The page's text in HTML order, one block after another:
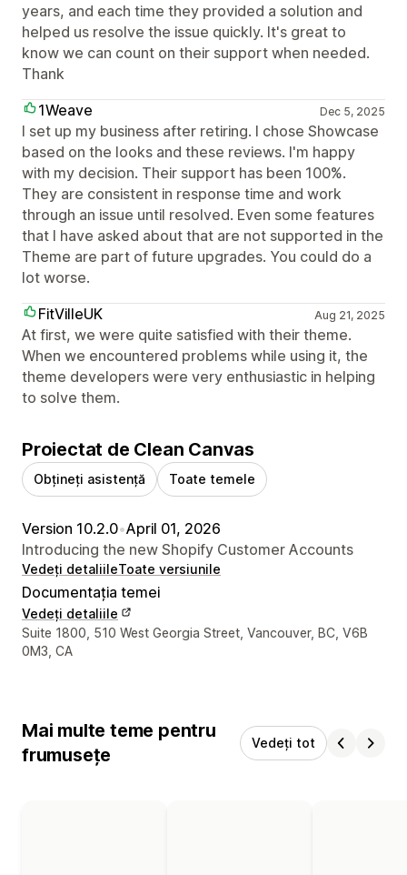
years, and each time they provided a solution and
helped us resolve the issue quickly. It's great to
know we can count on their support when needed.
Thank
1Weave
Dec 5, 2025
I set up my business after retiring. I chose Showcase
based on the looks and these reviews. I'm happy
with my decision. Their support has been 100%.
They are consistent in response time and work
through an issue until resolved. Even some features
that I have asked about that are not supported in the
Theme are part of future upgrades. You could do a
lot worse.
FitVilleUK
Aug 21, 2025
At first, we were quite satisfied with their theme.
When we encountered problems while using it, the
theme developers were very enthusiastic in helping
to solve them.
Proiectat de Clean Canvas
Obțineți asistență Toate temele
Version 10.2.0•April 01, 2026
Introducing the new Shopify Customer Accounts
Vedeți detaliileToate versiunile
Documentația temei
Vedeți detaliile
Detaliile de contact ale designerului
Suite 1800, 510 West Georgia Street, Vancouver, BC, V6B
0M3, CA
Mai multe teme pentru
frumusețe
Vedeți tot